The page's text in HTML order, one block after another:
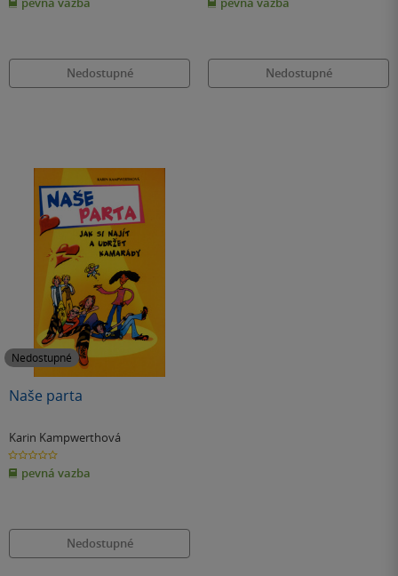
hvězdiček
Nedostupné
hvězdiček
Nedostupné
Nedostupné
Naše parta
Karin Kampwerthová
0.0
z
5
hvězdiček
pevná vazba
Nedostupné